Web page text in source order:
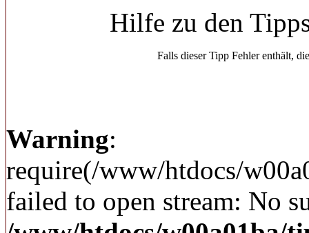
Hilfe zu den
Falls dieser Tipp Fehler enthält,
Warning:
require(/www/htdocs/
failed to open stream: No